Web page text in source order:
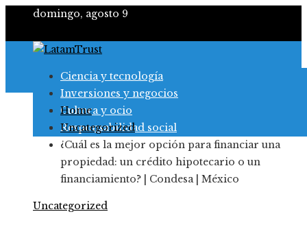
domingo, agosto 9
Ciencia y tecnología
Inversiones y negocios
Cultura y ocio
Responsabilidad social
Home
Uncategorized
¿Cuál es la mejor opción para financiar una
propiedad: un crédito hipotecario o un
financiamiento? | Condesa | México
Uncategorized